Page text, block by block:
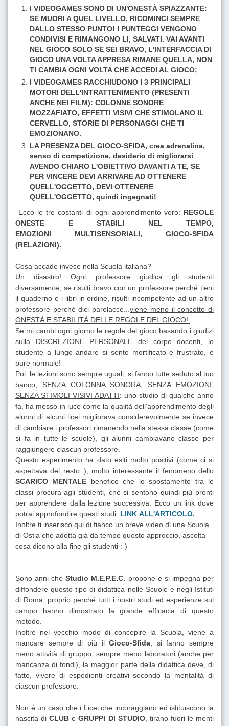
I VIDEOGAMES SONO DI UN'ONESTÀ SPIAZZANTE:
SE MUORI A QUEL LIVELLO, RICOMINCI SEMPRE
DALLO STESSO PUNTO! I PUNTEGGI VENGONO
CONDIVISI E RIMANGONO LI, SALVATI. VAI AVANTI
NEL GIOCO SOLO SE SEI BRAVO, L'INTERFACCIA DI
GIOCO UNA VOLTA APPRESA RIMANE QUELLA, NON
TI CAMBIA OGNI VOLTA CHE ACCEDI AL GIOCO;
I VIDEOGAMES RACCHIUDONO I 3 PRINCIPALI
MOTORI DELL'INTRATTENIMENTO (PRESENTI
ANCHE NEI FILM): COLONNE SONORE
MOZZAFIATO, EFFETTI VISIVI CHE STIMOLANO IL
CERVELLO, STORIE DI PERSONAGGI CHE TI
EMOZIONANO.
LA PRESENZA DEL GIOCO-SFIDA, crea adrenalina,
senso di competizione, desiderio di migliorarsi
AVENDO CHIARO L'OBIETTIVO DAVANTI A TE, SE
PER VINCERE DEVI ARRIVARE AD OTTENERE
QUELL'OGGETTO, DEVI OTTENERE
QUELL'OGGETTO, quindi ingegnati!
Ecco le tre costanti di ogni apprendimento vero: REGOLE
ONESTE E STABILI NEL TEMPO,
EMOZIONI MULTISENSORIALI, GIOCO-SFIDA
(RELAZIONI).
Cosa accade invece nella Scuola italiana?
Un disastro! Ogni professore giudica gli studenti
diversamente, se risulti bravo con un professore perché tieni
il quaderno e i libri in ordine, risulti incompetente ad un altro
professore perché dici parolacce...viene meno il concetto di
ONESTÀ E STABILITÀ DELLE REGOLE DEL GIOCO!
Se mi cambi ogni giorno le regole del gioco basando i giudizi
sulla DISCREZIONE PERSONALE del corpo docenti, lo
studente a lungo andare si sente mortificato e frustrato, è
pure normale!
Poi, le lezioni sono sempre uguali, si fanno tutte seduto al tuo
banco, SENZA COLONNA SONORA, SENZA EMOZIONI,
SENZA STIMOLI VISIVI ADATTI: uno studio di qualche anno
fa, ha messo in luce come la qualità dell'apprendimento degli
alunni di alcuni licei migliorava considerevolmente se invece
di cambiare i professori rimanendo nella stessa classe (come
si fa in tutte le scuole), gli alunni cambiavano classe per
raggiungere ciascun professore.
Questo esperimento ha dato esiti molto positivi (come ci si
aspettava del resto..), molto interessante il fenomeno dello
SCARICO MENTALE benefico che lo spostamento tra le
classi procura agli studenti, che si sentono quindi più pronti
per apprendere dalla lezione successiva. Ecco un link dove
potrai approfondire questi studi: LINK ALL'ARTICOLO.
Inoltre ti inserisco qui di fianco un breve video di una Scuola
di Ostia che adotta già da tempo questo approccio, ascolta
cosa dicono alla fine gli studenti :-)
Sono anni cheStudio M.E.P.E.C. propone e si impegna per
diffondere questo tipo di didattica nelle Scuole e negli Istituti
di Roma, proprio perché tutti i nostri studi ed esperienze sul
campo hanno dimostrato la grande efficacia di questo
metodo.
Inoltre nel vecchio modo di concepire la Scuola, viene a
mancare sempre di più ilGioco-Sfida , si fanno sempre
meno attività di gruppo, sempre meno laboratori (anche per
mancanza di fondi), la maggior parte della didattica deve, di
fatto, vivere di espedienti creativi secondo la mentalità di
ciascun professore.
Non è un caso che i Licei che incoraggiano ed istituiscono la
nascita diCLUB eGRUPPI DI STUDIO, tirano fuori le menti